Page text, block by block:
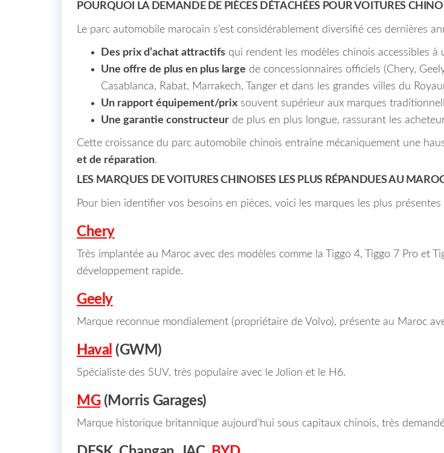
POURQUOI LA DEMANDE DE PIÈCES DÉTACHÉES POUR VOITURES
Le parc automobile marocain s’est considérablement diversifié ces dernières
Des prix d’achat attractifs qui rendent les modèles chinois accessibles
Une offre de plus en plus large de concessionnaires officiels (Chery,
Casablanca, Rabat, Marrakech, Tanger et dans les grandes villes du
Un rapport équipement/prix souvent supérieur aux marques
Une garantie constructeur de plus en plus longue, rassurant les
Cette croissance du parc automobile chinois entraîne mécaniquement une
et de réparation.
LES MARQUES DE VOITURES CHINOISES LES PLUS RÉPANDUES AU
Pour bien identifier vos besoins en pièces, voici les marques les plus
Chery
Très implantée au Maroc avec des modèles comme la Tiggo 4, Tiggo 7 Pro et
développement rapide.
Geely
Marque reconnue mondialement (propriétaire de Volvo), présente au Maroc
Haval (GWM)
Spécialiste des SUV, très populaire avec le Jolion et le H6.
MG(Morris Garages)
Marque historique britannique aujourd’hui sous capitaux chinois, très